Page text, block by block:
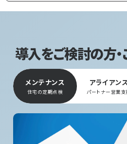
導入をご検討の方・
メンテナンス
住宅の定期点検
アライアンス
パートナー営業支